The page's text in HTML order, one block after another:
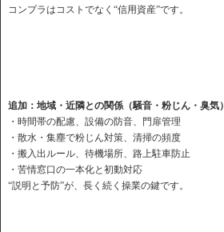
コンプラはコストでなく“信用資産”です。
追加：地域・近隣との関係（騒音・粉じん・臭気）
・時間帯の配慮、設備の防音、門扉管理
・散水・集塵で粉じん対策、清掃の頻度
・搬入出ルール、待機場所、路上駐車防止
・苦情窓口の一本化と初動対応
“説明と予防”が、長く続く操業の鍵です。